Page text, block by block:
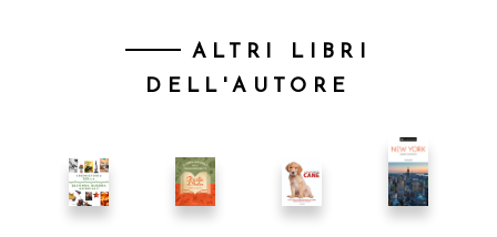
ALTRI LIBRI
DELL'AUTORE